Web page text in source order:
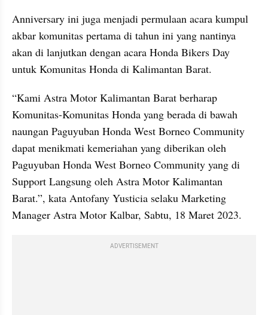
Anniversary ini juga menjadi permulaan acara kumpul
akbar komunitas pertama di tahun ini yang nantinya
akan di lanjutkan dengan acara Honda Bikers Day
untuk Komunitas Honda di Kalimantan Barat.
“Kami Astra Motor Kalimantan Barat berharap
Komunitas-Komunitas Honda yang berada di bawah
naungan Paguyuban Honda West Borneo Community
dapat menikmati kemeriahan yang diberikan oleh
Paguyuban Honda West Borneo Community yang di
Support Langsung oleh Astra Motor Kalimantan
Barat.”, kata Antofany Yusticia selaku Marketing
Manager Astra Motor Kalbar, Sabtu, 18 Maret 2023.
ADVERTISEMENT